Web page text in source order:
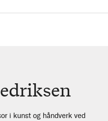
i kunst og håndverk ved